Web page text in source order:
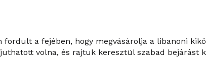
fordult a fejében, hogy megvásárolja a libanoni
volna, és rajtuk keresztül szabad bejárást